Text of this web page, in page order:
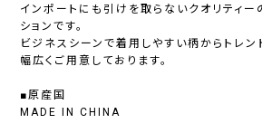
インポートにも引けを取らないクオリティ
ションです。
ビジネスシーンで着用しやすい柄からトレ
幅広くご用意しております。
■原産国
MADE IN CHINA